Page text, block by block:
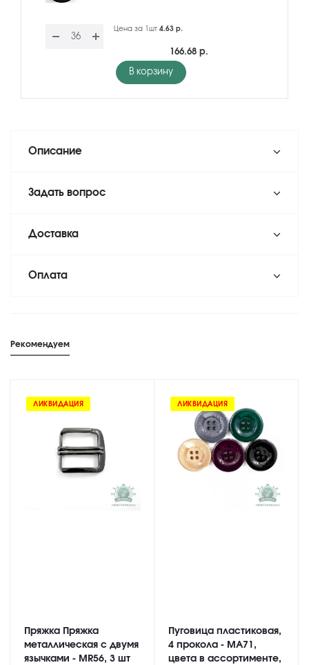
Цена за 1шт 4.63 р.
166.68 р.
В корзину
Описание
Задать вопрос
Доставка
Оплата
Рекомендуем
ЛИКВИДАЦИЯ
Пряжка Пряжка
металлическая с двумя
язычками - MR56, 3 шт
ЛИКВИДАЦИЯ
Пуговица пластиковая,
4 прокола - MA71,
цвета в ассортименте,